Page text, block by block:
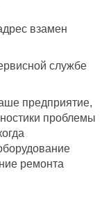
взамен
службе
предприятие,
проблемы
ремонта